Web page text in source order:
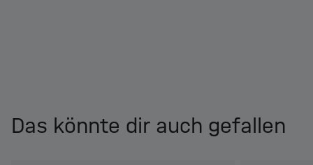
Das könnte dir auch gefallen